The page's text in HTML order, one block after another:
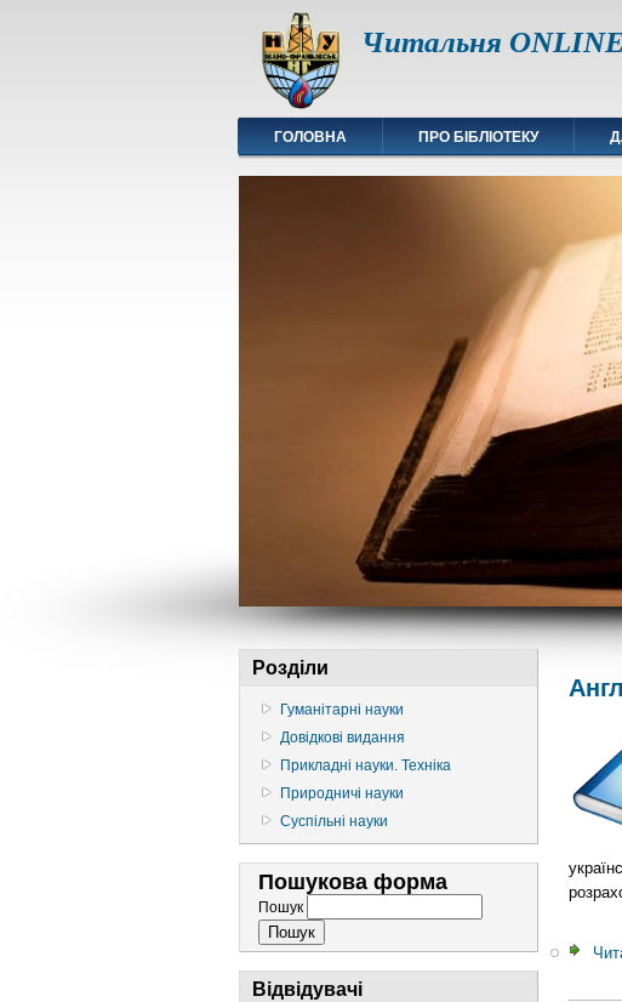
Читальня
ГОЛОВНА ПРО БІБЛІОТЕКУ
Розділи
Гуманітарні науки
Довідкові видання
Прикладні науки. Техніка
Природничі науки
Суспільні науки
Пошукова форма
Пошук
Відвідувачі